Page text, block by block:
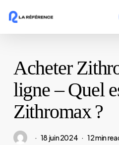
main
Acheter
ligne – Quel
Zithromax ?
18 juin 2024 12 min